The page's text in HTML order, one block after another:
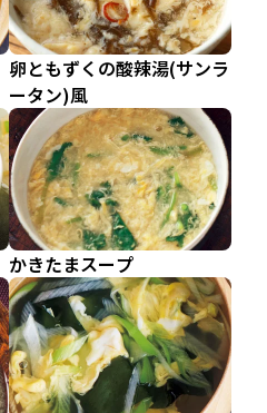
卵ともずくの酸辣湯(サンラ
ータン)風
かきたまスープ